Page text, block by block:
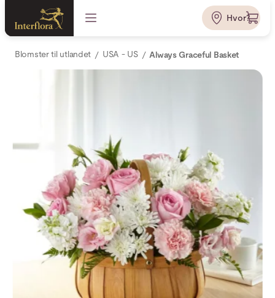
Hvor?
Blomster til utlandet USA - US Always Graceful Basket